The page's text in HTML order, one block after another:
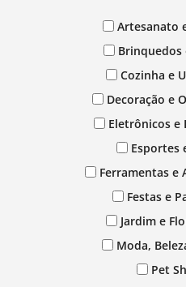
Artesanato
Cozinha e
Decoração e
Eletrônicos e
Esportes
Ferramentas e
Festas e
Jardim e
Moda,
Pet